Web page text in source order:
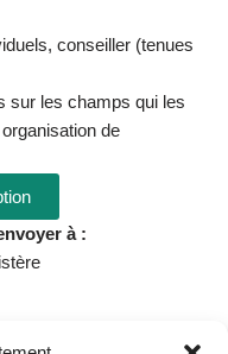
conseiller (tenues
sur les champs qui les
de
à :